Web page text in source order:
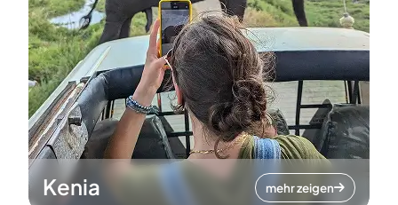
Kenia mehr zeigen